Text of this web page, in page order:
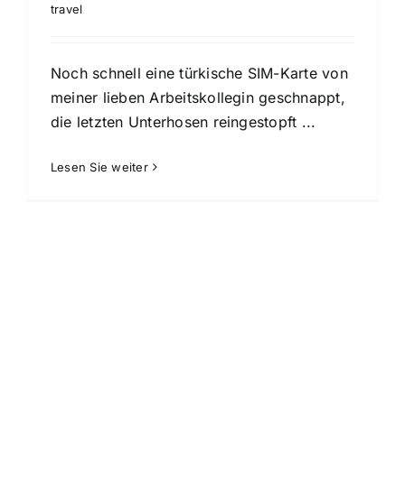
travel
Noch schnell eine türkische SIM-Karte von
meiner lieben Arbeitskollegin geschnappt,
die letzten Unterhosen reingestopft ...
Lesen Sie weiter